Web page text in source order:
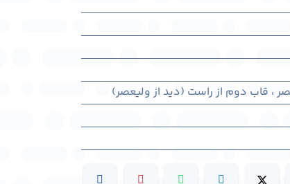
، قاب دوم از راست (دید از ولیعصر)